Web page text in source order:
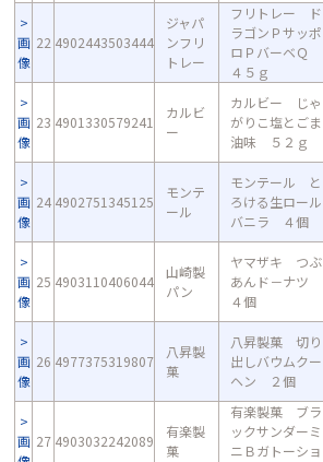
画
像
22 4902443503444
ジャパ
ンフリ
トレー
フリトレー ド
ラゴンＰサッポ
ロＰバーベＱ
４５ｇ
画
像
23 4901330579241
カルビ
ー
カルビー じゃ
がりこ塩とごま
油味 ５２ｇ
画
像
24 4902751345125
モンテ
ール
モンテール と
ろける生ロール
バニラ ４個
画
像
25 4903110406044
山崎製
パン
ヤマザキ つぶ
あんド－ナツ
４個
画
像
26 4977375319807
八昇製
菓
八昇製菓 切り
出しバウムクー
ヘン ２個
画 27 4903032242089
有楽製
菓
有楽製菓 ブラ
ックサンダーミ
ニＢガトーショ